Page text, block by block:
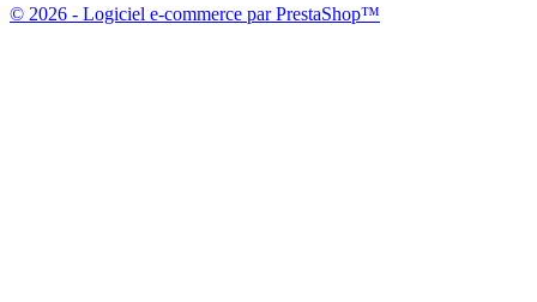
© 2026 - Logiciel e-commerce par PrestaShop™